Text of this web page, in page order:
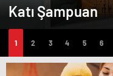
Katı Şampuan